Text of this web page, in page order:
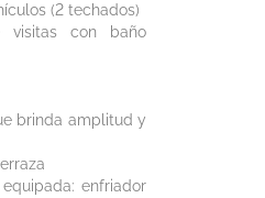
(2 techados)
visitas con baño
brinda amplitud y
enfriador